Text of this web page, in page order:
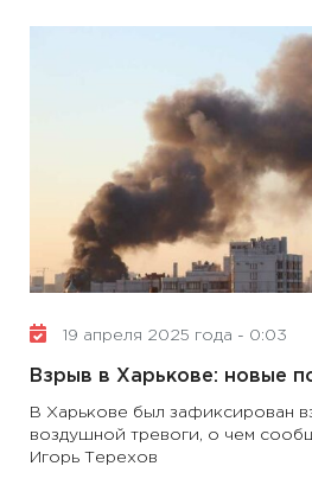
19 апреля 2025 года - 0:03
Взрыв в Харькове: новые
В Харькове был зафиксирован
воздушной тревоги, о чем
Игорь Терехов